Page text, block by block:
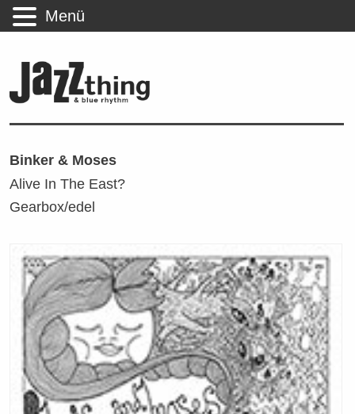
Binker & Moses
Alive In The East?
Gearbox/edel
Menü